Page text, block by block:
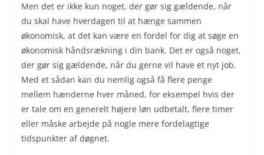
Men det er ikke kun noget, der gør sig gældende, når
du skal have hverdagen til at hænge sammen
økonomisk, at det kan være en fordel for dig at søge en
økonomisk håndsrækning i din bank. Det er også noget,
der gør sig gældende, når du gerne vil have et nyt job.
Med et sådan kan du nemlig også få flere penge
mellem hænderne hver måned, for eksempel hvis der
er tale om en generelt højere løn udbetalt, flere timer
eller måske arbejde på nogle mere fordelagtige
tidspunkter af døgnet.